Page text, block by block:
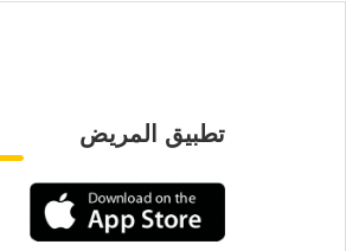
تطبيق المريض